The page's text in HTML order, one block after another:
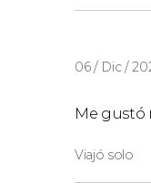
06 / Dic /
Me gustó
Viajó solo